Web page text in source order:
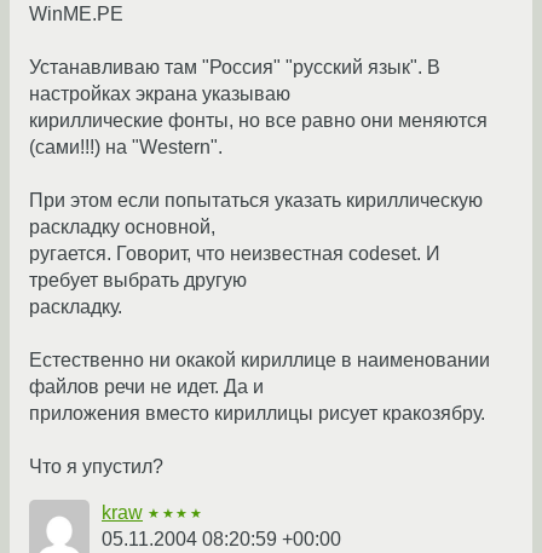
WinME.PE
Устанавливаю там "Россия" "русский язык". В
настройках экрана указываю
кириллические фонты, но все равно они меняются
(сами!!!) на "Western".
При этом если попытаться указать кириллическую
раскладку основной,
ругается. Говорит, что неизвестная codeset. И
требует выбрать другую
раскладку.
Естественно ни окакой кириллице в наименовании
файлов речи не идет. Да и
приложения вместо кириллицы рисует кракозябру.
Что я упустил?
kraw ★★★★
05.11.2004 08:20:59 +00:00